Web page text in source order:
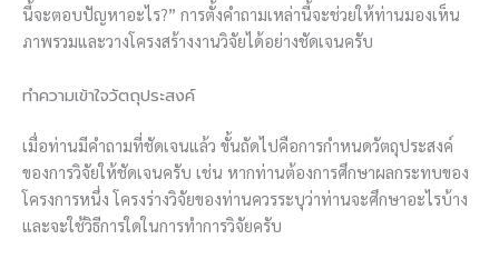
นี้จะตอบปัญหาอะไร?” การตั้งคำถามเหล่านี้จะช่วยให้ท่านมองเห็น
ภาพรวมและวางโครงสร้างงานวิจัยได้อย่างชัดเจนครับ
ทำความเข้าใจวัตถุประสงค์
เมื่อท่านมีคำถามที่ชัดเจนแล้ว ขั้นถัดไปคือการกำหนดวัตถุประสงค์
ของการวิจัยให้ชัดเจนครับ เช่น หากท่านต้องการศึกษาผลกระทบของ
โครงการหนึ่ง โครงร่างวิจัยของท่านควรระบุว่าท่านจะศึกษาอะไรบ้าง
และจะใช้วิธีการใดในการทำการวิจัยครับ